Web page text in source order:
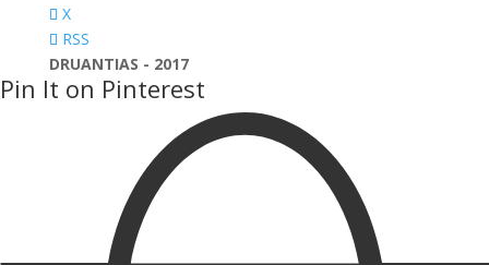
X
RSS
DRUANTIAS - 2017
Pin It on Pinterest